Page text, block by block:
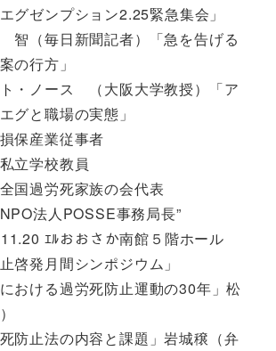
グゼンプション2.25緊急集会」
智（毎日新聞記者）「急を告げる
の行方」
・ノース （大阪大学教授）「ア
グと職場の実態」
保産業従事者
立学校教員
全国過労死家族の会代表
法人POSSE事務局長”
ｴﾙおおさか南館５階ホール
啓発月間シンポジウム」
おける過労死防止運動の30年」松
防止法の内容と課題」岩城穣（弁